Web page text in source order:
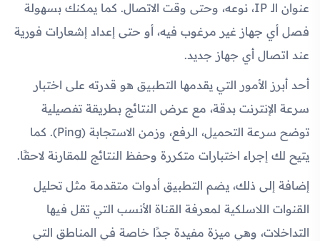
عنوان الـ IP، نوعه، وحتى وقت الاتصال. كما يمكنك بسهولة
فصل أي جهاز غير مرغوب فيه، أو حتى إعداد إشعارات فورية
عند اتصال أي جهاز جديد.
أحد أبرز الأمور التي يقدمها التطبيق هو قدرته على اختبار
سرعة الإنترنت بدقة، مع عرض النتائج بطريقة تفصيلية
توضح سرعة التحميل، الرفع، وزمن الاستجابة (Ping). كما
يتيح لك إجراء اختبارات متكررة وحفظ النتائج للمقارنة لاحقًا.
إضافة إلى ذلك، يضم التطبيق أدوات متقدمة مثل تحليل
القنوات اللاسلكية لمعرفة القناة الأنسب التي تقل فيها
التداخلات، وهي ميزة مفيدة جدًا خاصة في المناطق التي